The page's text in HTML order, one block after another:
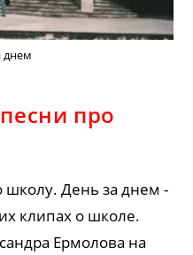
днем
про
школу. День за днем -
клипах о школе.
Ермолова на